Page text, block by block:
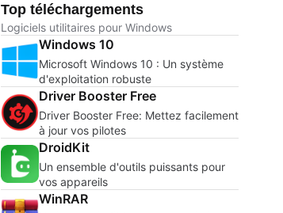
Top téléchargements
Logiciels utilitaires pour Windows
Windows 10
Microsoft Windows 10 : Un système
d'exploitation robuste
Driver Booster Free
Driver Booster Free: Mettez facilement
à jour vos pilotes
DroidKit
Un ensemble d'outils puissants pour
vos appareils
WinRAR